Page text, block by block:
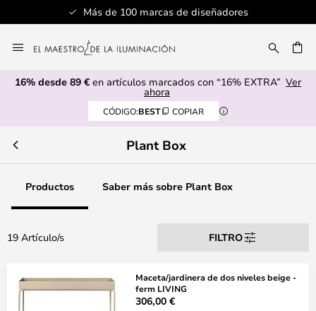
Más de 100 marcas de diseñadores
al
contenido
16% desde 89 € en artículos marcados con “16% EXTRA” Ver
ahora
CÓDIGO:BEST COPIAR
Plant Box
Productos Saber más sobre Plant Box
19 Artículo/s FILTRO
Maceta/jardinera de dos niveles beige -
ferm LIVING
306,00 €